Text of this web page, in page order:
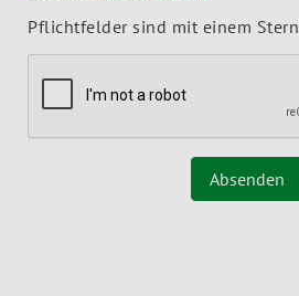
Pflichtfelder sind mit einem Stern
Absenden